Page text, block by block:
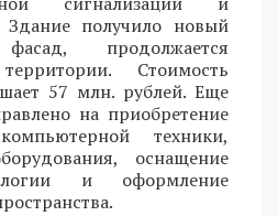
Здание получило новый
продолжается
Стоимость
57 млн. рублей. Еще
на приобретение
техники,
оснащение
и оформление